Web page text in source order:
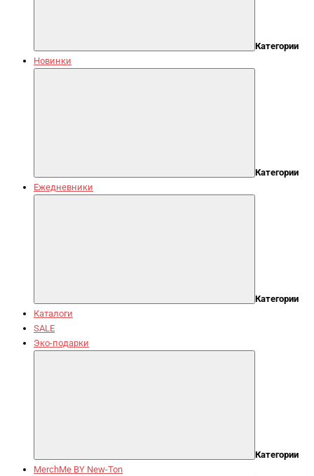
Категории
Новинки
Категории
Ежедневники
Категории
Каталоги
SALE
Эко-подарки
Категории
MerchMe BY New-Ton